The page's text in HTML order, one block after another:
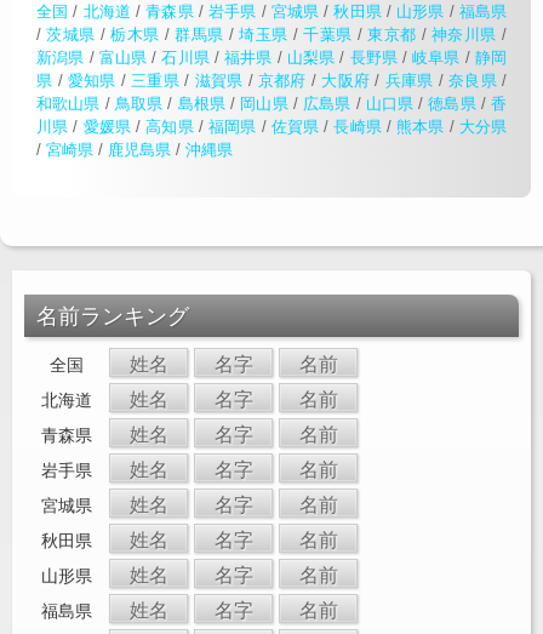
全国 / 北海道 /青森県/ 岩手県 / 宮城県 /秋田県/ 山形県 / 福島県
/茨城県 /栃木県 /群馬県 /埼玉県 /千葉県 /東京都 /神奈川県 /
新潟県 / 富山県 /石川県/福井県 / 山梨県 / 長野県/岐阜県 / 静岡
県 / 愛知県 /三重県 / 滋賀県 / 京都府 / 大阪府 / 兵庫県 / 奈良県/
和歌山県 / 鳥取県 / 島根県/ 岡山県/ 広島県 / 山口県 /徳島県/香
川県 / 愛媛県/高知県/ 福岡県 / 佐賀県 /長崎県/熊本県 / 大分県
/ 宮崎県 / 鹿児島県 / 沖縄県
名前ランキング
全国 姓名 名字 名前
北海道 姓名 名字 名前
青森県 姓名 名字 名前
岩手県 姓名 名字 名前
宮城県 姓名 名字 名前
秋田県 姓名 名字 名前
山形県 姓名 名字 名前
福島県 姓名 名字 名前